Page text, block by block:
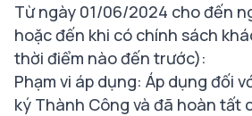
Từ ngày 01/06/2024 cho đến
hoặc đến khi có chính sách
thời điểm nào đến trước):
Phạm vi áp dụng: Áp dụng đối
ký Thành Công và đã hoàn tất